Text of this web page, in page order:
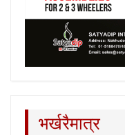
भर्खरैमात्र